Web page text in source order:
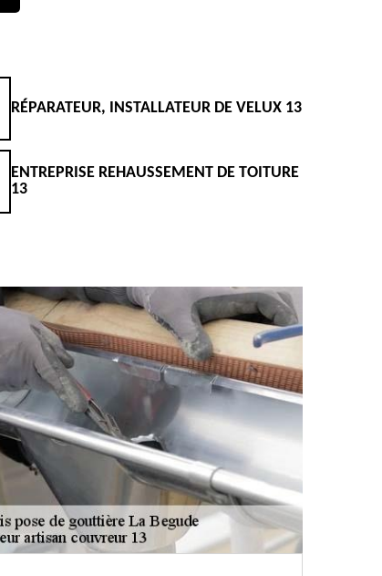
RÉPARATEUR, INSTALLATEUR DE VELUX 13
ENTREPRISE REHAUSSEMENT DE TOITURE
13